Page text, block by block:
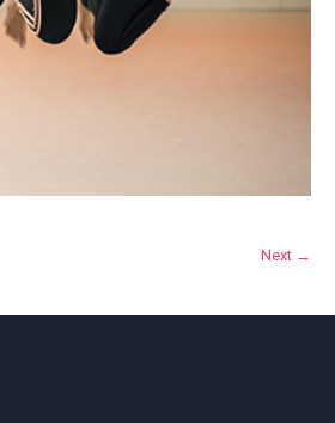
Next →